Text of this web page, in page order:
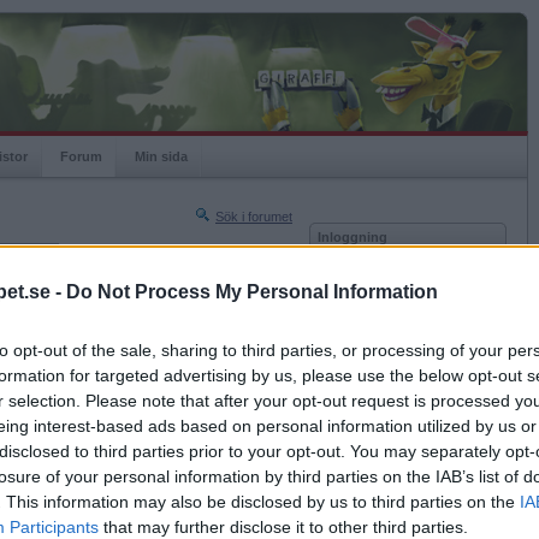
- Do Not Process My Personal Information
opt-out of the sale, sharing to third parties, or processing of your
for targeted advertising by us, please use the below opt-out
selection. Please note that after your opt-out request is processed
interest-based ads based on personal information utilized by us
to third parties prior to your opt-out. You may separately
of your personal information by third parties on the IAB’s list of
This information may also be disclosed by us to third parties on the
Participants that may further disclose it to other third parties.
Forum Min sida
Sök i forumet
Nästa sida »
2019-01-28 22:29
Inloggning
Kom ihåg mig
Glömt ditt lösenord?
Få ny aktiveringslänk
Betapet är gratis!